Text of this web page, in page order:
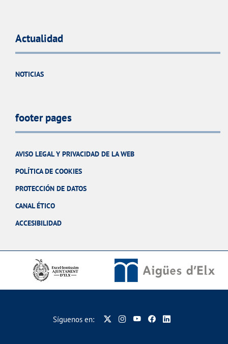
Actualidad
NOTICIAS
footer pages
AVISO LEGAL Y PRIVACIDAD DE LA WEB
POLÍTICA DE COOKIES
PROTECCIÓN DE DATOS
CANAL ÉTICO
ACCESIBILIDAD
Síguenos en: